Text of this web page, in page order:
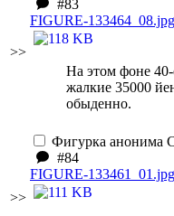
>>
#83
FIGURE-133464_08.jpg
На этом фоне 40-
жалкие 35000
обыденно.
>>
Фигурка анонима
#84
FIGURE-133461_01.jpg